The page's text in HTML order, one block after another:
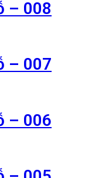
– 008
– 007
– 006